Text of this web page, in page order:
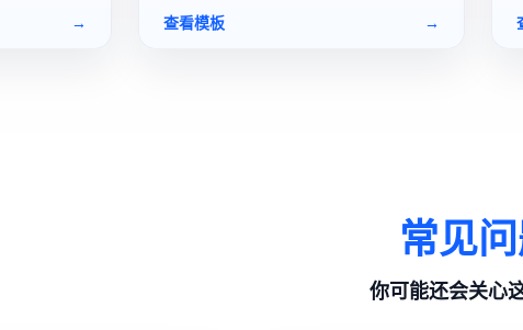
→ 查看模板 →
常见
你可能还会关心